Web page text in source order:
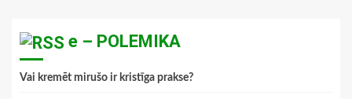
e – POLEMIKA
Vai kremēt mirušo ir kristīga prakse?